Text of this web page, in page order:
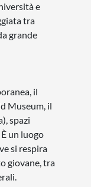
e
tra
grande
il
Museum, il
spazi
un luogo
si respira
giovane, tra